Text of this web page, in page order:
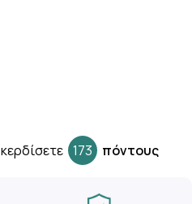
173 πόντους